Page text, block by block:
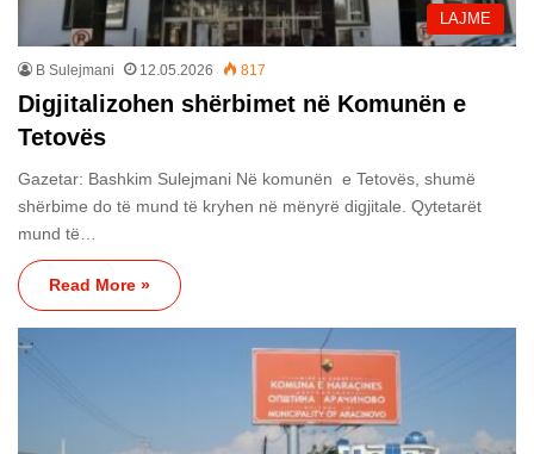
LAJME
B Sulejmani 12.05.2026 817
Digjitalizohen shërbimet në Komunën e
Tetovës
Gazetar: Bashkim Sulejmani Në komunën e Tetovës, shumë
shërbime do të mund të kryhen në mënyrë digjitale. Qytetarët
mund të…
Read More »